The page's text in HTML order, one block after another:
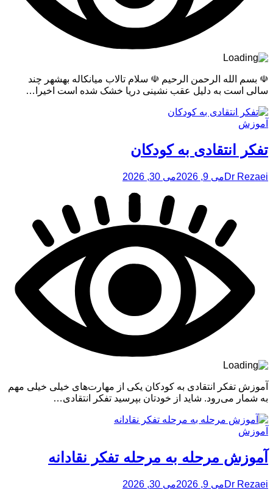
☫ بسم الله الرحمن الرحیم ☫ سلام تالاب میانکاله بهشهر چند
سالی است به دلیل عقب نشینی دریا خشک شده است اخیرا…
آموزش
تفکر انتقادی به کودکان
Dr Rezaeiمی 9, 2026 می 30, 2026
آموزش تفکر انتقادی به کودکان یکی از مهارت‌های خیلی خیلی مهم
به شمار می‌رود. شاید از خودتان بپرسید تفکر انتقادی…
آموزش
آموزش مرحله به مرحله تفکر نقادانه
Dr Rezaeiمی 9, 2026 می 30, 2026